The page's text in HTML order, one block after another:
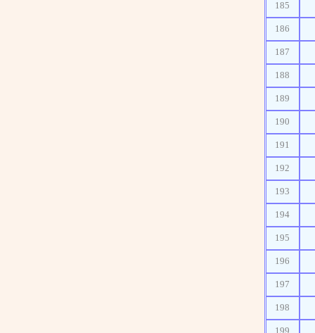
185
186
187
188
189
190
191
192
193
194
195
196
197
198
199